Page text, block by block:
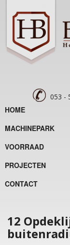
053 -
HOME
MACHINEPARK
VOORRAAD
PROJECTEN
CONTACT
12